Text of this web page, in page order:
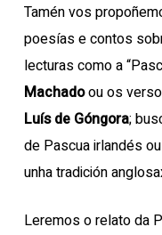
Tamén vos
poesías e contos
lecturas como a
Machadoou os
Luís de Góngora;
de Pascua irlandés
unha tradición
Leremos o relato da